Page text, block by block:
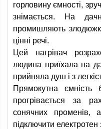
горловину ємності,
знімається. На
промишляють
цінні речі.
Цей нагрівач
людина приїхала на
прийняла душ і з
Прямокутна ємність
прогрівається за
сонячних
підключити